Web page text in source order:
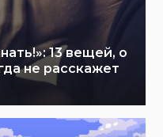
13 вещей, о
не расскажет